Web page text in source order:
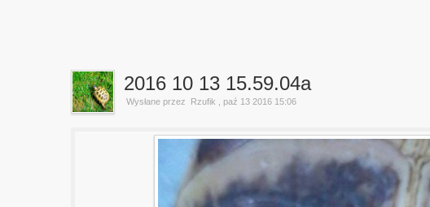
2016 10 13 15.59.04a
Wysłane przez Rzufik , paź 13 2016 15:06